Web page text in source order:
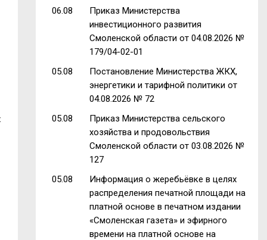
06.08
Приказ Министерства
инвестиционного развития
Смоленской области от 04.08.2026 №
179/04-02-01
05.08
Постановление Министерства ЖКХ,
энергетики и тарифной политики от
04.08.2026 № 72
05.08
Приказ Министерства сельского
хозяйства и продовольствия
Смоленской области от 03.08.2026 №
127
05.08
Информация о жеребьёвке в целях
распределения печатной площади на
платной основе в печатном издании
«Смоленская газета» и эфирного
времени на платной основе на